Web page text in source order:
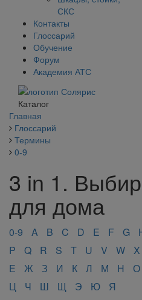
СКС
Контакты
Глоссарий
Обучение
Форум
Академия АТС
Каталог
Главная
Глоссарий
Термины
0-9
3 in 1.
для дома
0-9 A B C D E F G
P
Q R S T U V W X
Е
Ж З И К Л М Н О
Ц
Ч Ш Щ Э Ю
Я